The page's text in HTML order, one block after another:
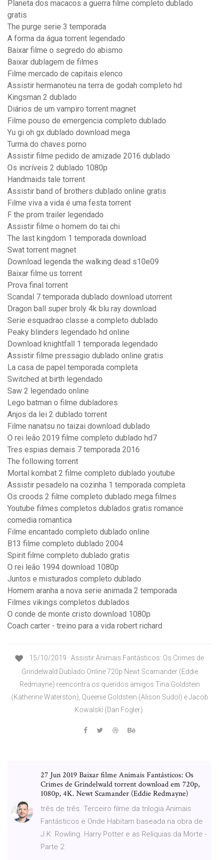
Planeta dos macacos a guerra filme completo dublado
gratis
The purge serie 3 temporada
A forma da água torrent legendado
Baixar filme o segredo do abismo
Baixar dublagem de filmes
Filme mercado de capitais elenco
Assistir hermanoteu na terra de godah completo hd
Kingsman 2 dublado
Diários de um vampiro torrent magnet
Filme pouso de emergencia completo dublado
Yu gi oh gx dublado download mega
Turma do chaves porno
Assistir filme pedido de amizade 2016 dublado
Os incríveis 2 dublado 1080p
Handmaids tale torrent
Assistir band of brothers dublado online gratis
Filme viva a vida é uma festa torrent
F the prom trailer legendado
Assistir filme o homem do tai chi
The last kingdom 1 temporada download
Swat torrent magnet
Download legenda the walking dead s10e09
Baixar filme us torrent
Prova final torrent
Scandal 7 temporada dublado download utorrent
Dragon ball super broly 4k blu ray download
Serie esquadrao classe a completo dublado
Peaky blinders legendado hd online
Download knightfall 1 temporada legendado
Assistir filme pressagio dublado online gratis
La casa de papel temporada completa
Switched at birth legendado
Saw 2 legendado online
Lego batman o filme dubladores
Anjos da lei 2 dublado torrent
Filme nanatsu no taizai download dublado
O rei leão 2019 filme completo dublado hd7
Tres espias demais 7 temporada 2016
The following torrent
Mortal kombat 2 filme completo dublado youtube
Assistir pesadelo na cozinha 1 temporada completa
Os croods 2 filme completo dublado mega filmes
Youtube filmes completos dublados gratis romance
comedia romantica
Filme encantado completo dublado online
B13 filme completo dublado 2004
Spirit filme completo dublado gratis
O rei leão 1994 download 1080p
Juntos e misturados completo dublado
Homem aranha a nova serie animada 2 temporada
Filmes vikings completos dublados
O conde de monte cristo download 1080p
Coach carter - treino para a vida robert richard
15/10/2019 · Assistir Animais Fantásticos: Os Crimes de
Grindelwald Dublado Online 720p Newt Scamander (Eddie
Redmayne) reencontra os queridos amigos Tina Goldstein
(Katherine Waterston), Queenie Goldstein (Alison Sudol) e Jacob
Kowalski (Dan Fogler).
27 Jun 2019 Baixar filme Animais Fantásticos: Os
Crimes de Grindelwald torrent download em 720p,
1080p, 4K. Newt Scamander (Eddie Redmayne)
três de três. Terceiro filme da trilogia Animais
Fantásticos e Onde Habitam baseada na obra de
J.K. Rowling. Harry Potter e as Relíquias da Morte -
Parte 2